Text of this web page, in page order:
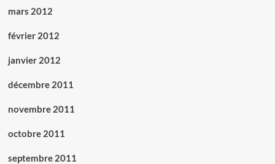
mars 2012
février 2012
janvier 2012
décembre 2011
novembre 2011
octobre 2011
septembre 2011